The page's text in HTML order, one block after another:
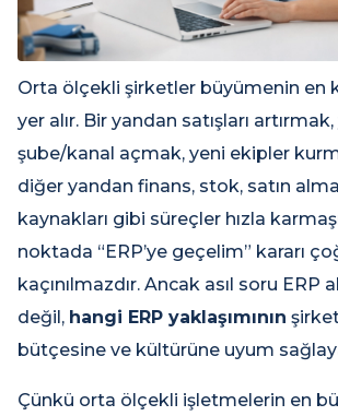
Orta ölçekli şirketler büyümenin en
yer alır. Bir yandan satışları
şube/kanal açmak, yeni ekipler
diğer yandan finans, stok, satın
kaynakları gibi süreçler hızla
noktada “ERP’ye geçelim” kararı
kaçınılmazdır. Ancak asıl soru ERP
değil, hangi ERP yaklaşımının
bütçesine ve kültürüne uyum
Çünkü orta ölçekli işletmelerin en